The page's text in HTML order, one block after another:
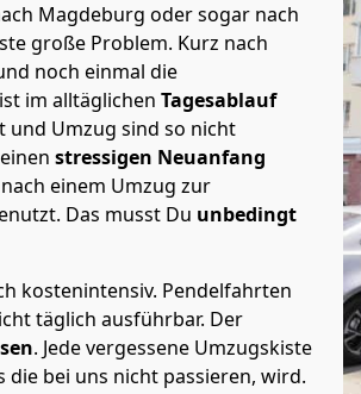
Magdeburg oder sogar nach
große Problem. Kurz nach
noch einmal die
im alltäglichen Tagesablauf
und Umzug sind so nicht
stressigen Neuanfang
einem Umzug zur
Das musst Du unbedingt
kostenintensiv. Pendelfahrten
täglich ausführbar. Der
. Jede vergessene Umzugskiste
bei uns nicht passieren, wird.